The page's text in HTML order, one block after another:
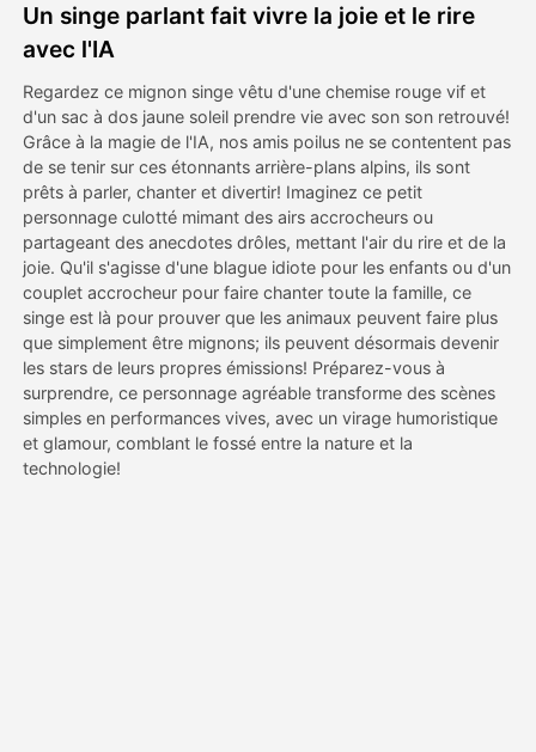
Galerie
Blog
Tarifs
API
Un singe parlant fait vivre la joie et le rire
avec l'IA
Regardez ce mignon singe vêtu d'une chemise rouge vif et
d'un sac à dos jaune soleil prendre vie avec son son retrouvé!
Grâce à la magie de l'IA, nos amis poilus ne se contentent pas
de se tenir sur ces étonnants arrière-plans alpins, ils sont
prêts à parler, chanter et divertir! Imaginez ce petit
personnage culotté mimant des airs accrocheurs ou
partageant des anecdotes drôles, mettant l'air du rire et de la
joie. Qu'il s'agisse d'une blague idiote pour les enfants ou d'un
couplet accrocheur pour faire chanter toute la famille, ce
singe est là pour prouver que les animaux peuvent faire plus
que simplement être mignons; ils peuvent désormais devenir
les stars de leurs propres émissions! Préparez-vous à
surprendre, ce personnage agréable transforme des scènes
simples en performances vives, avec un virage humoristique
et glamour, comblant le fossé entre la nature et la
technologie!